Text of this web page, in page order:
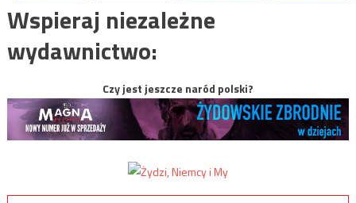
Wspieraj niezależne
wydawnictwo:
Czy jest jeszcze naród polski?